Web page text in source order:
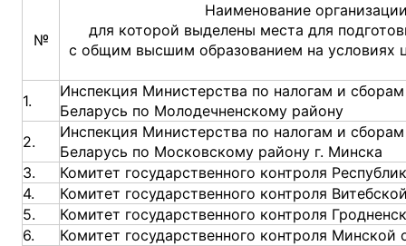
№
Наименование
для которой выделены места для
с общим высшим образованием на условиях
1.
Инспекция Министерства по налогам и
Беларусь по Молодечненскому району
2.
Инспекция Министерства по налогам и
Беларусь по Московскому району г. Минска
3.
Комитет государственного контроля
4.
Комитет государственного контроля
5.
Комитет государственного контроля
6.
Комитет государственного контроля Минской